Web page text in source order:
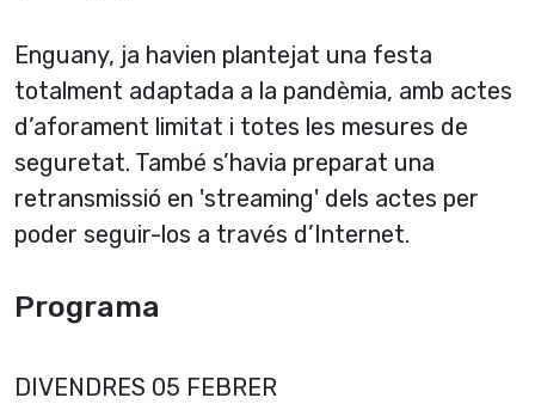
Enguany, ja havien plantejat una festa
totalment adaptada a la pandèmia, amb actes
d’aforament limitat i totes les mesures de
seguretat. També s’havia preparat una
retransmissió en 'streaming' dels actes per
poder seguir-los a través d’Internet.
Programa
DIVENDRES 05 FEBRER